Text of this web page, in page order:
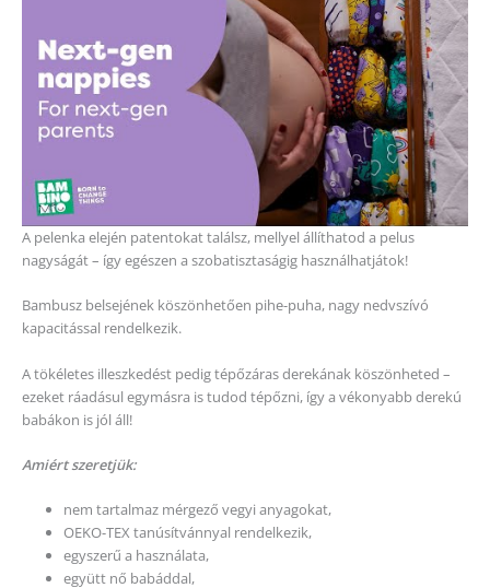
A pelenka elején patentokat találsz, mellyel állíthatod a pelus
nagyságát – így egészen a szobatisztaságig használhatjátok!
Bambusz belsejének köszönhetően pihe-puha, nagy nedvszívó
kapacitással rendelkezik.
A tökéletes illeszkedést pedig tépőzáras derekának köszönheted –
ezeket ráadásul egymásra is tudod tépőzni, így a vékonyabb derekú
babákon is jól áll!
Amiért szeretjük:
nem tartalmaz mérgező vegyi anyagokat,
OEKO-TEX tanúsítvánnyal rendelkezik,
egyszerű a használata,
együtt nő babáddal,